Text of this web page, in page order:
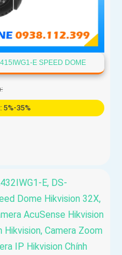
E SPEED DOME
5%-35%